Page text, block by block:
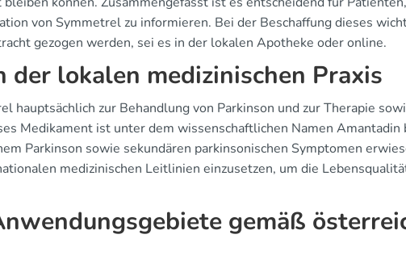
von Symmetrel zu informieren. Bei der Beschaffung dieses
gezogen werden, sei es in der lokalen Apotheke oder online.
der lokalen medizinischen Praxis
hauptsächlich zur Behandlung von Parkinson und zur Therapie
Medikament ist unter dem wissenschaftlichen Namen Amantadin
Parkinson sowie sekundären parkinsonischen Symptomen
medizinischen Leitlinien einzusetzen, um die
gemäß